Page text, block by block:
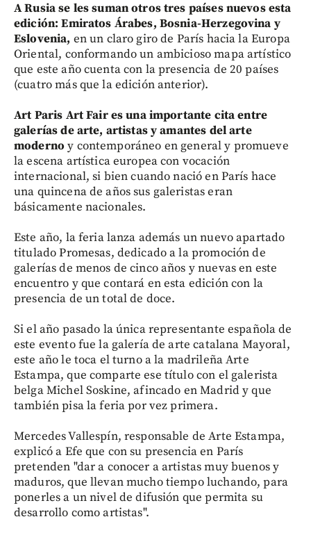
A Rusia se les suman otros tres países nuevos esta
edición: Emiratos Árabes, Bosnia-Herzegovina y
Eslovenia, en un claro giro de París hacia la Europa
Oriental, conformando un ambicioso mapa artístico
que este año cuenta con la presencia de 20 países
(cuatro más que la edición anterior).
Art Paris Art Fair es una importante cita entre
galerías de arte, artistas y amantes del arte
moderno y contemporáneo en general y promueve
la escena artística europea con vocación
internacional, si bien cuando nació en París hace
una quincena de años sus galeristas eran
básicamente nacionales.
Este año, la feria lanza además un nuevo apartado
titulado Promesas, dedicado a la promoción de
galerías de menos de cinco años y nuevas en este
encuentro y que contará en esta edición con la
presencia de un total de doce.
Si el año pasado la única representante española de
este evento fue la galería de arte catalana Mayoral,
este año le toca el turno a la madrileña Arte
Estampa, que comparte ese título con el galerista
belga Michel Soskine, afincado en Madrid y que
también pisa la feria por vez primera.
Mercedes Vallespín, responsable de Arte Estampa,
explicó a Efe que con su presencia en París
pretenden "dar a conocer a artistas muy buenos y
maduros, que llevan mucho tiempo luchando, para
ponerles a un nivel de difusión que permita su
desarrollo como artistas".